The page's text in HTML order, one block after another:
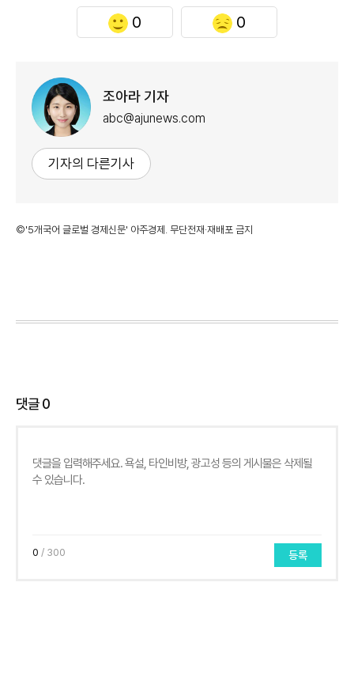
0 0
조아라 기자
abc@ajunews.com
기자의 다른기사
©'5개국어 글로벌 경제신문' 아주경제. 무단전재·재배포 금지
댓글0
0 / 300 등록